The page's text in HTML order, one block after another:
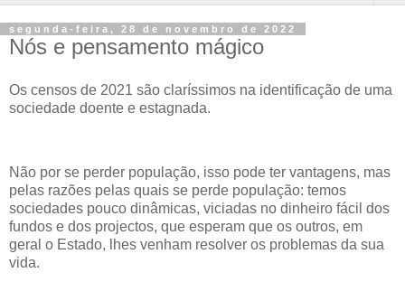
segunda-feira, 28 de novembro de 2022
Nós e pensamento mágico
Os censos de 2021 são claríssimos na identificação de uma
sociedade doente e estagnada.
Não por se perder população, isso pode ter vantagens, mas
pelas razões pelas quais se perde população: temos
sociedades pouco dinâmicas, viciadas no dinheiro fácil dos
fundos e dos projectos, que esperam que os outros, em
geral o Estado, lhes venham resolver os problemas da sua
vida.